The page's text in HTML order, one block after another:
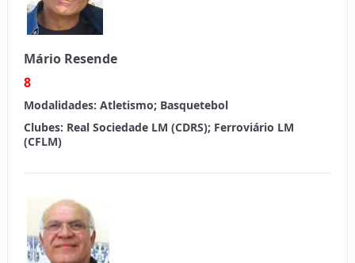
Mário Resende
8
Modalidades: Atletismo; Basquetebol
Clubes: Real Sociedade LM (CDRS); Ferroviário LM
(CFLM)